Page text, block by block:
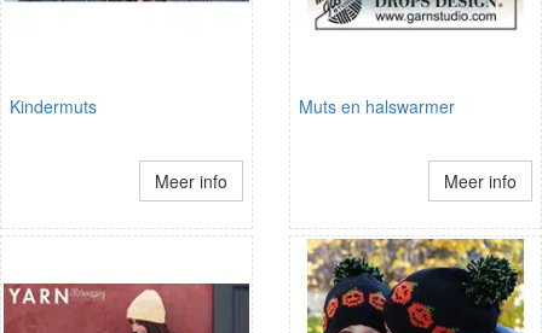
Kindermuts
Meer info
Muts en halswarmer
Meer info